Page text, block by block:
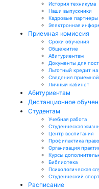
История техникума
Наши выпускники
Кадровые партнеры
Электронная
Приемная комиссия
Сроки обучения
Общежитие
Абитуриентам
Документы для
Льготный кредит
Сведения
Личный кабинет
Абитуриентам
Дистанционное
Студентам
Учебная работа
Студенческая
Центр воспитания
Профилактика
Организация
Курсы
Библиотека
Психологическая
Студенческий
Расписание